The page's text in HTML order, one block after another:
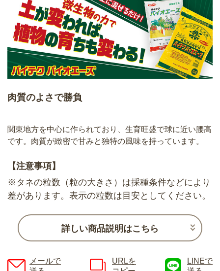
肉質のよさで勝負
関東地方を中心に作られており、生育旺盛で球に近い腰高
です。肉質が緻密で甘みと独特の風味を持っています。
【注意事項】
※タネの粒数（粒の大きさ）は採種条件などにより
差があります。表示の粒数は目安としてください。
詳しい商品説明はこちら
メールで
URLを
LINEで